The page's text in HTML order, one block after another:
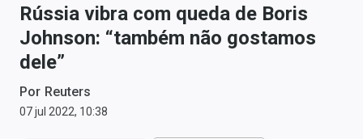
Money Trader
Anuncie
Últimas Notícias
Rússia vibra com queda de Boris
Johnson: “também não gostamos
dele”
Por Reuters
07 jul 2022, 10:38